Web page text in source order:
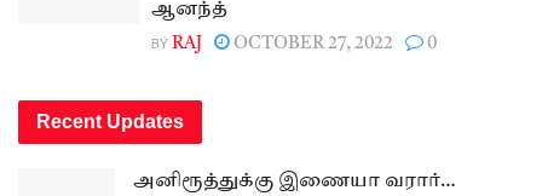
ஆனந்த்
BY RAJ OCTOBER 27, 2022 0
Recent Updates
அனிரூத்துக்கு இணையா வரார்…